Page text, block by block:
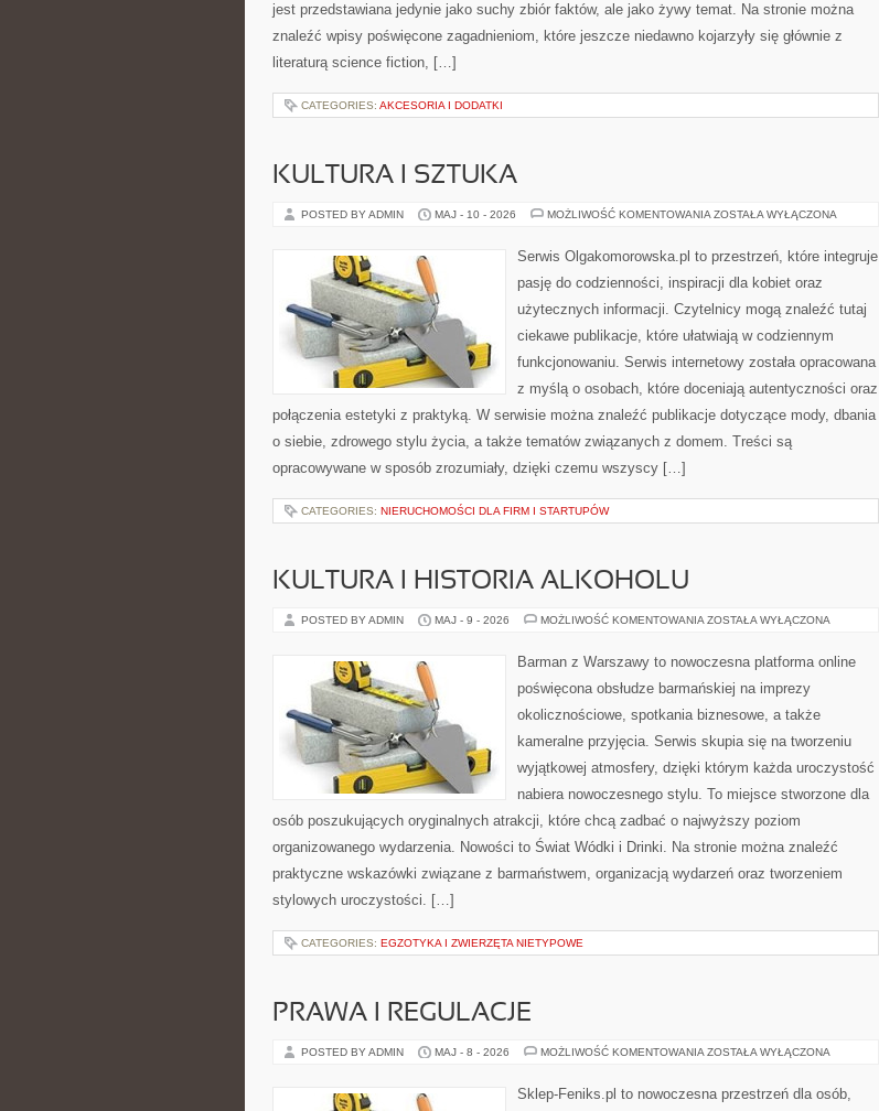
jest przedstawiana jedynie jako suchy zbiór faktów, ale jako żywy temat. Na stronie można
znaleźć wpisy poświęcone zagadnieniom, które jeszcze niedawno kojarzyły się głównie z
literaturą science fiction, […]
CATEGORIES: AKCESORIA I DODATKI
KULTURA I SZTUKA
POSTED BY ADMIN MAJ - 10 - 2026 MOŻLIWOŚĆ KOMENTOWANIA KULTURA
ZOSTAŁA WYŁĄCZONA
Serwis Olgakomorowska.pl to przestrzeń, które integruje
pasję do codzienności, inspiracji dla kobiet oraz
użytecznych informacji. Czytelnicy mogą znaleźć tutaj
ciekawe publikacje, które ułatwiają w codziennym
funkcjonowaniu. Serwis internetowy została opracowana
z myślą o osobach, które doceniają autentyczności oraz
połączenia estetyki z praktyką. W serwisie można znaleźć publikacje dotyczące mody, dbania
o siebie, zdrowego stylu życia, a także tematów związanych z domem. Treści są
opracowywane w sposób zrozumiały, dzięki czemu wszyscy […]
CATEGORIES: NIERUCHOMOŚCI DLA FIRM I STARTUPÓW
KULTURA I HISTORIA ALKOHOLU
POSTED BY ADMIN MAJ - 9 - 2026 MOŻLIWOŚĆ KOMENTOWANIA KULTURA
ALKOHOLU
ZOSTAŁA WYŁĄCZONA
Barman z Warszawy to nowoczesna platforma online
poświęcona obsłudze barmańskiej na imprezy
okolicznościowe, spotkania biznesowe, a także
kameralne przyjęcia. Serwis skupia się na tworzeniu
wyjątkowej atmosfery, dzięki którym każda uroczystość
nabiera nowoczesnego stylu. To miejsce stworzone dla
osób poszukujących oryginalnych atrakcji, które chcą zadbać o najwyższy poziom
organizowanego wydarzenia. Nowości to Świat Wódki i Drinki. Na stronie można znaleźć
praktyczne wskazówki związane z barmaństwem, organizacją wydarzeń oraz tworzeniem
stylowych uroczystości. […]
CATEGORIES: EGZOTYKA I ZWIERZĘTA NIETYPOWE
PRAWA I REGULACJE
POSTED BY ADMIN MAJ - 8 - 2026 MOŻLIWOŚĆ KOMENTOWANIA PRAWA
ZOSTAŁA WYŁĄCZONA
Sklep-Feniks.pl to nowoczesna przestrzeń dla osób,